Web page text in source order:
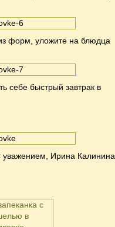
форм, уложите на блюдца
себе быстрый завтрак в
уважением, Ирина Калинина.